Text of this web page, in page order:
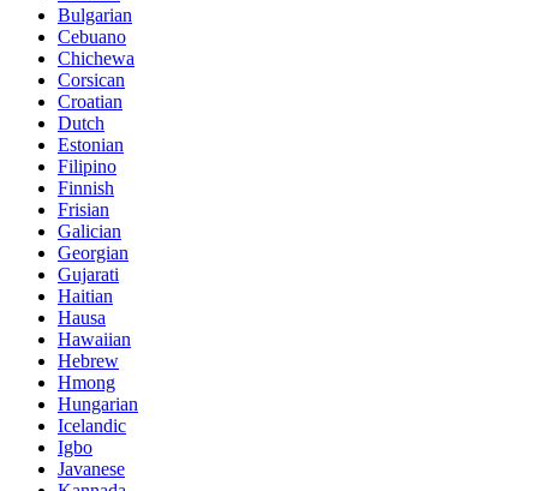
Bulgarian
Cebuano
Chichewa
Corsican
Croatian
Dutch
Estonian
Filipino
Finnish
Frisian
Galician
Georgian
Gujarati
Haitian
Hausa
Hawaiian
Hebrew
Hmong
Hungarian
Icelandic
Igbo
Javanese